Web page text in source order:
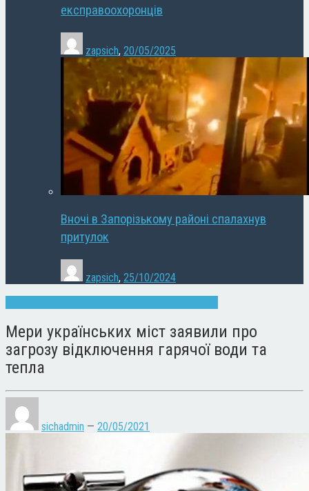
експравоохоронців
zapsich, 20/05/2025
Вночі в Запорізькому районі спалахнув
притулок
zapsich, 25/10/2024
Мери українських міст заявили про
загрозу відключення гарячої води та
тепла
sichadmin — 20/05/2021